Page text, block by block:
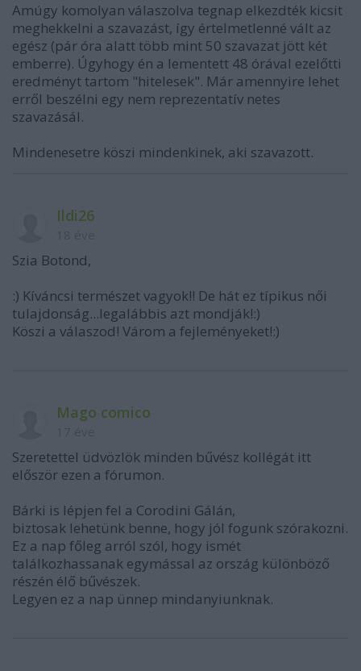
Amúgy komolyan válaszolva tegnap elkezdték kicsit
meghekkelni a szavazást, így értelmetlenné vált az
egész (pár óra alatt több mint 50 szavazat jött két
emberre). Úgyhogy én a lementett 48 órával ezelőtti
eredményt tartom "hitelesek". Már amennyire lehet
erről beszélni egy nem reprezentatív netes
szavazásál.
Mindenesetre köszi mindenkinek, aki szavazott.
Ildi26
Szia Botond,
:) Kíváncsi természet vagyok!! De hát ez típikus női
tulajdonság...legalábbis azt mondják!:)
Köszi a válaszod! Várom a fejleményeket!:)
Mago comico
Szeretettel üdvözlök minden bűvész kollégát itt
először ezen a fórumon.
Bárki is lépjen fel a Corodini Gálán,
biztosak lehetünk benne, hogy jól fogunk szórakozni.
Ez a nap főleg arról szól, hogy ismét
találkozhassanak egymással az ország különböző
részén élő bűvészek.
Legyen ez a nap ünnep mindanyiunknak.